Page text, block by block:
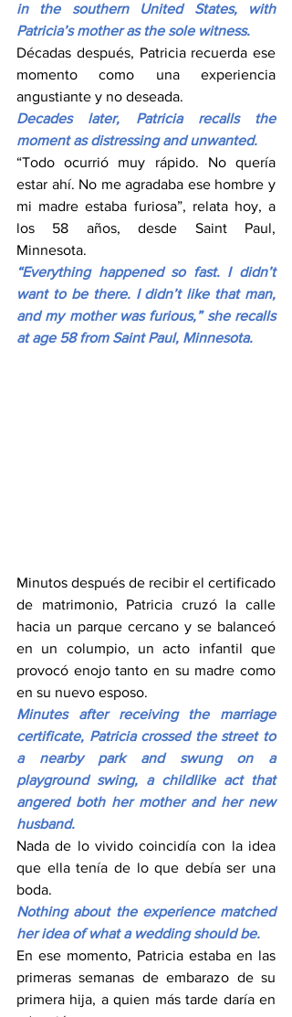
in the southern United States, with
Patricia’s mother as the sole witness.
Décadas después, Patricia recuerda ese
momento como una experiencia
angustiante y no deseada.
Decades later, Patricia recalls the
moment as distressing and unwanted.
“Todo ocurrió muy rápido. No quería
estar ahí. No me agradaba ese hombre y
mi madre estaba furiosa”, relata hoy, a
los 58 años, desde Saint Paul,
Minnesota.
“Everything happened so fast. I didn’t
want to be there. I didn’t like that man,
and my mother was furious,” she recalls
at age 58 from Saint Paul, Minnesota.
Minutos después de recibir el certificado
de matrimonio, Patricia cruzó la calle
hacia un parque cercano y se balanceó
en un columpio, un acto infantil que
provocó enojo tanto en su madre como
en su nuevo esposo.
Minutes after receiving the marriage
certificate, Patricia crossed the street to
a nearby park and swung on a
playground swing, a childlike act that
angered both her mother and her new
husband.
Nada de lo vivido coincidía con la idea
que ella tenía de lo que debía ser una
boda.
Nothing about the experience matched
her idea of what a wedding should be.
En ese momento, Patricia estaba en las
primeras semanas de embarazo de su
primera hija, a quien más tarde daría en